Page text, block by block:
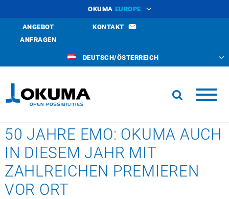
OKUMA EUROPE
ANGEBOT
ANFRAGEN
KONTAKT
DEUTSCH/ÖSTERREICH
50 JAHRE EMO: OKUMA AUCH
IN DIESEM JAHR MIT
ZAHLREICHEN PREMIEREN
VOR ORT